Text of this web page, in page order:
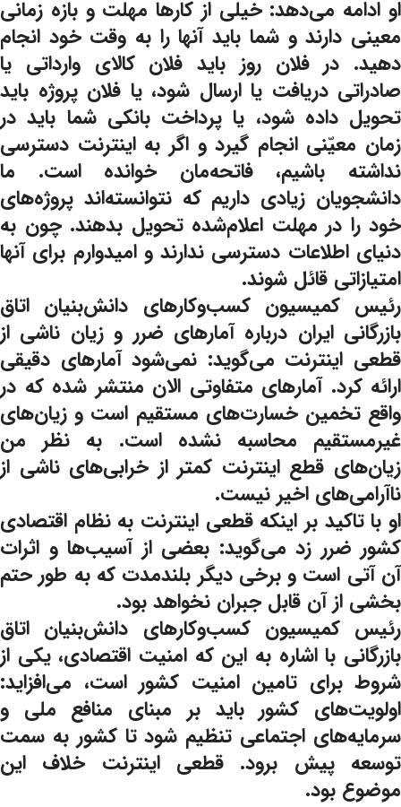
او ادامه می‌دهد: خیلی از کارها مهلت و بازه زمانی
معینی دارند و شما باید آنها را به وقت خود انجام
دهید. در فلان روز باید فلان کالای وارداتی یا
صادراتی دریافت یا ارسال شود، یا فلان پروژه باید
تحویل داده شود، یا پرداخت بانکی شما باید در
زمان معیّنی انجام گیرد و اگر به اینترنت دسترسی
نداشته باشیم، فاتحه‌مان خوانده است. ما
دانشجویان زیادی داریم که نتوانسته‌اند پروژه‌های
خود را در مهلت اعلام‌شده تحویل بدهند. چون به
دنیای اطلاعات دسترسی ندارند و امیدوارم برای آنها
امتیازاتی قائل شوند.
رئیس کمیسیون کسب‌وکارهای دانش‌بنیان اتاق
بازرگانی ایران درباره آمارهای ضرر و زیان ناشی از
قطعی اینترنت می‌گوید: نمی‌شود آمارهای دقیقی
ارائه کرد. آمارهای متفاوتی الان منتشر شده که در
واقع تخمین خسارت‌های مستقیم است و زیان‌های
غیرمستقیم محاسبه نشده است. به نظر من
زیان‌های قطع اینترنت کمتر از خرابی‌های ناشی از
ناآرامی‌های اخیر نیست.
او با تاکید بر اینکه قطعی اینترنت به نظام اقتصادی
کشور ضرر زد می‌گوید: بعضی از آسیب‌ها و اثرات
آن آتی است و برخی دیگر بلندمدت که به طور حتم
بخشی از آن قابل جبران نخواهد بود.
رئیس کمیسیون کسب‌وکارهای دانش‌بنیان اتاق
بازرگانی با اشاره به این که امنیت اقتصادی، یکی از
شروط برای تامین امنیت کشور است، می‌افزاید:
اولویت‌های کشور باید بر مبنای منافع ملی و
سرمایه‌های اجتماعی تنظیم شود تا کشور به سمت
توسعه پیش برود. قطعی اینترنت خلاف این
موضوع بود.